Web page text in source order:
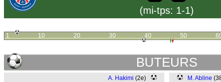
(mi-tps: 1-1)
1 10 20 30 40 50
BUTEURS
A. Hakimi (2e) M. Abline